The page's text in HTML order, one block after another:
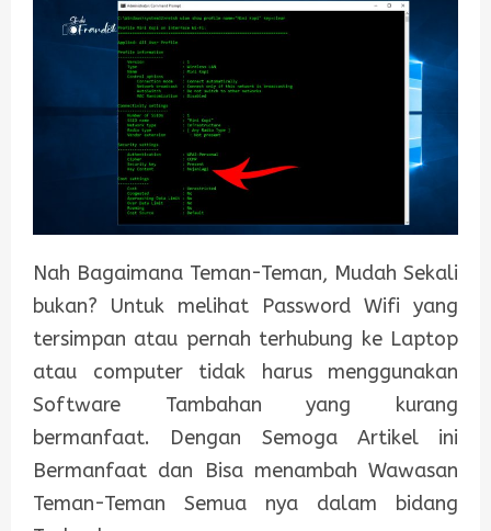
Nah Bagaimana Teman-Teman, Mudah Sekali
bukan? Untuk melihat Password Wifi yang
tersimpan atau pernah terhubung ke Laptop
atau computer tidak harus menggunakan
Software Tambahan yang kurang
bermanfaat. Dengan Semoga Artikel ini
Bermanfaat dan Bisa menambah Wawasan
Teman-Teman Semua nya dalam bidang